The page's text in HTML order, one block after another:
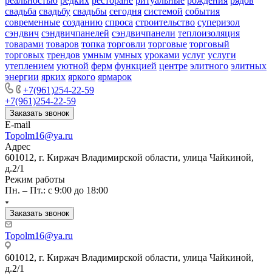
свадьба свадьбу свадьбы сегодня системой события
современные созданию спроса строительство суперизол
сэндвич сэндвичпанелей сэндвичпанели теплоизоляция
товарами товаров топка торговли торговые торговый
торговых трендов умным умных уроками услуг услуги
утеплением уютной ферм функцией центре элитного элитных
энергии ярких яркого ярмарок
+7(961)254-22-59
+7(961)254-22-59
Заказать звонок
E-mail
Topolm16@ya.ru
Адрес
601012, г. Киржач Владимирской области, улица Чайкиной,
д.2/1
Режим работы
Пн. – Пт.: с 9:00 до 18:00
Заказать звонок
Topolm16@ya.ru
601012, г. Киржач Владимирской области, улица Чайкиной,
д.2/1